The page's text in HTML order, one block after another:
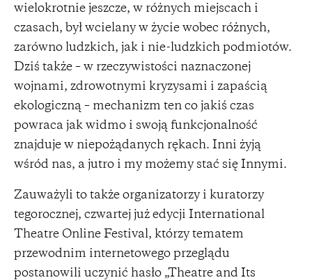
wielokrotnie jeszcze, w różnych miejscach i
czasach, był wcielany w życie wobec różnych,
zarówno ludzkich, jak i nie-ludzkich podmiotów.
Dziś także – w rzeczywistości naznaczonej
wojnami, zdrowotnymi kryzysami i zapaścią
ekologiczną – mechanizm ten co jakiś czas
powraca jak widmo i swoją funkcjonalność
znajduje w niepożądanych rękach. Inni żyją
wśród nas, a jutro i my możemy stać się Innymi.
Zauważyli to także organizatorzy i kuratorzy
tegorocznej, czwartej już edycji International
Theatre Online Festival, którzy tematem
przewodnim internetowego przeglądu
postanowili uczynić hasło „Theatre and Its